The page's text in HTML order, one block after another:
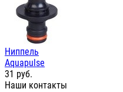
Ниппель
Aquapulse
31 руб.
Наши контакты